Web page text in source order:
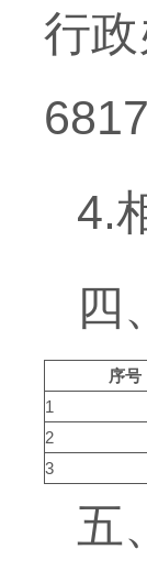
行
4.
四
序号
1
2
3
五